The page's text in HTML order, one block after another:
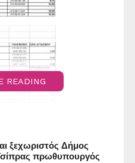
READING
ξεχωριστός Δήμος
πρωθυπουργός